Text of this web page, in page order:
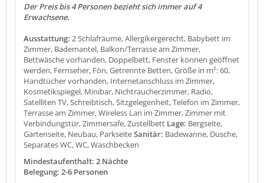
Der Preis bis 4 Personen bezieht sich immer auf 4
Erwachsene.
Ausstattung: 2 Schlafräume, Allergikergerecht, Babybett im
Zimmer, Bademantel, Balkon/Terrasse am Zimmer,
Bettwäsche vorhanden, Doppelbett, Fenster können geöffnet
werden, Fernseher, Fön, Getrennte Betten, Größe in m²: 60,
Handtücher vorhanden, Internetanschluss im Zimmer,
Kosmetikspiegel, Minibar, Nichtraucherzimmer, Radio,
Satelliten TV, Schreibtisch, Sitzgelegenheit, Telefon im Zimmer,
Terrasse am Zimmer, Wireless Lan im Zimmer, Zimmer mit
Verbindungstür, Zimmersafe, Zustellbett Lage: Bergseite,
Gartenseite, Neubau, ParkseiteSanitär: Badewanne, Dusche,
Separates WC, WC, Waschbecken
Mindestaufenthalt: 2 Nächte
Belegung: 2-6 Personen